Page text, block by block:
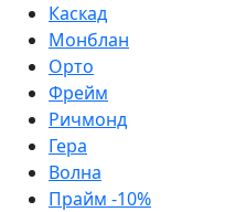
Каскад
Монблан
Орто
Фрейм
Ричмонд
Гера
Волна
Прайм -10%